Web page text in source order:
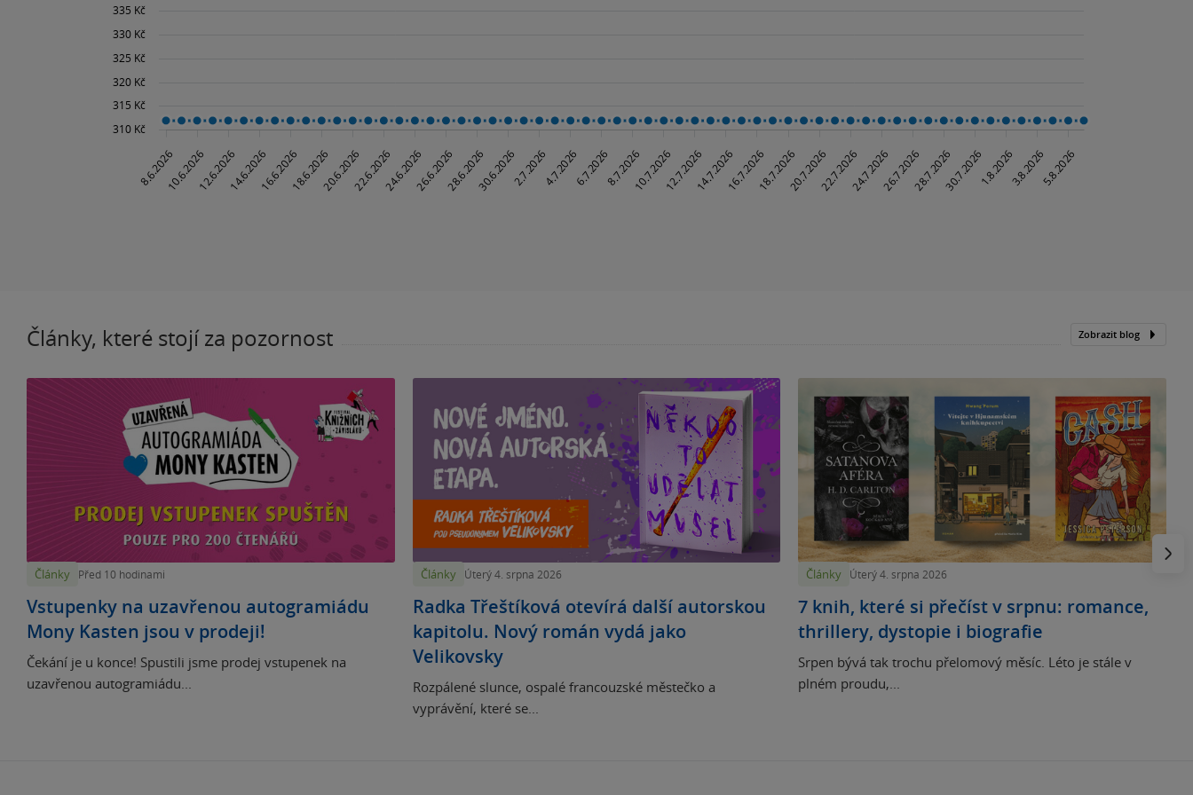
Články, které stojí za pozornost Zobrazit blog
Články Před 10 hodinami
Vstupenky na uzavřenou autogramiádu
Mony Kasten jsou v prodeji!
Čekání je u konce! Spustili jsme prodej vstupenek na
uzavřenou autogramiádu...
Články Úterý 4. srpna 2026
Radka Třeštíková otevírá další autorskou
kapitolu. Nový román vydá jako
Velikovsky
Rozpálené slunce, ospalé francouzské městečko a
vyprávění, které se...
Články Úterý 4. srpna 2026
7 knih, které si přečíst v srpnu: romance,
thrillery, dystopie i biografie
Srpen bývá tak trochu přelomový měsíc. Léto je stále v
plném proudu,...